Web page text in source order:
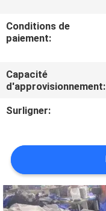
CONTRÔLE
DE
QUALITÉ
NOUS
CONTACTER
DEMANDEZ
UN DEVIS
Conditions de
paiement:
Capacité
d'approvisionnement:
Surligner: